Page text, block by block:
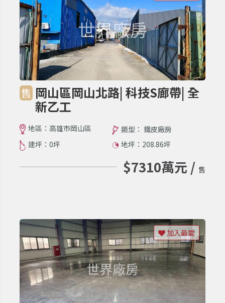
售 岡山區岡山北路| 科技S廊帶| 全
新乙工
地區：高雄市岡山區
類型： 鐵皮廠房
建坪：0坪
地坪：208.86坪
$7310萬元 / 售
加入最愛